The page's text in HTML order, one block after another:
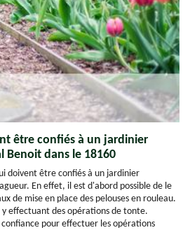
être confiés à un jardinier
Benoit dans le 18160
doivent être confiés à un jardinier
En effet, il est d'abord possible de le
de mise en place des pelouses en rouleau.
effectuant des opérations de tonte.
pour effectuer les opérations